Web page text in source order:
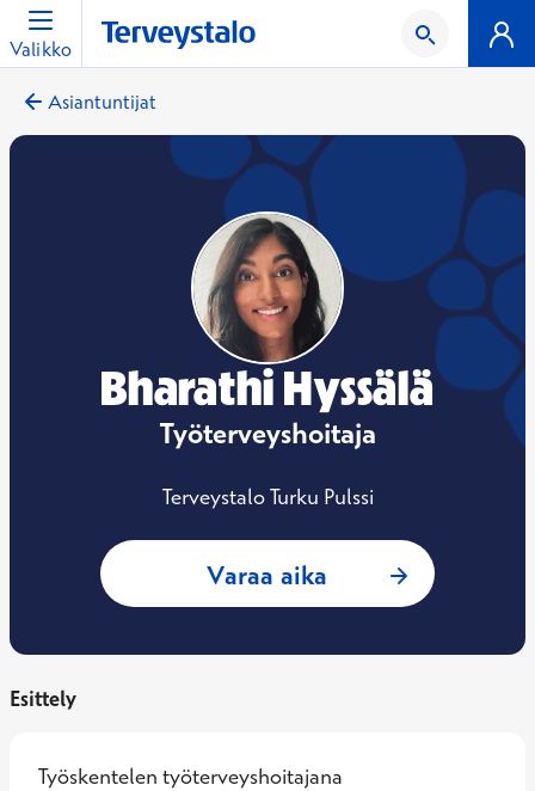
Valikko
Asiantuntijat
Bharathi Hyssälä
Työterveyshoitaja
Terveystalo Turku Pulssi
Varaa aika : Bharathi
Esittely
Työskentelen työterveyshoitajana